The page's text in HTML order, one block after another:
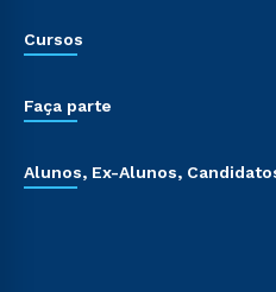
Cursos
Faça parte
Alunos, Ex-Alunos,